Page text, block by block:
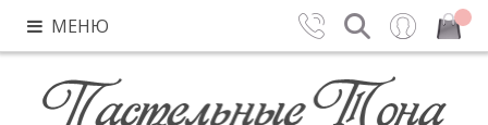
МЕНЮ Вход Закрыть